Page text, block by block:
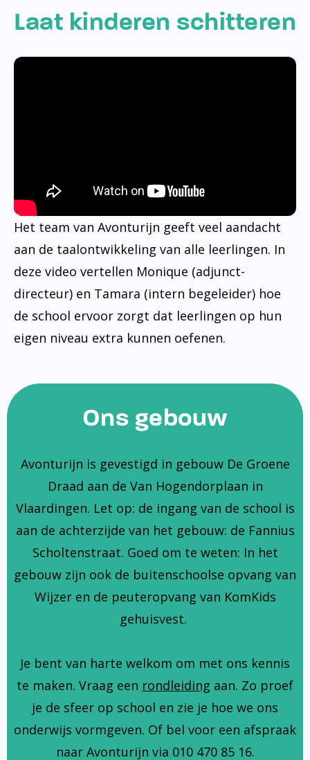
Laat kinderen schitteren
Het team van Avonturijn geeft veel aandacht
aan de taalontwikkeling van alle leerlingen. In
deze video vertellen Monique (adjunct-
directeur) en Tamara (intern begeleider) hoe
de school ervoor zorgt dat leerlingen op hun
eigen niveau extra kunnen oefenen.
Ons gebouw
Avonturijn is gevestigd in gebouw De Groene
Draad aan de Van Hogendorplaan in
Vlaardingen. Let op: de ingang van de school is
aan de achterzijde van het gebouw: de Fannius
Scholtenstraat. Goed om te weten: In het
gebouw zijn ook de buitenschoolse opvang van
Wijzer en de peuteropvang van KomKids
gehuisvest.
Je bent van harte welkom om met ons kennis
te maken. Vraag een rondleiding aan. Zo proef
je de sfeer op school en zie je hoe we ons
onderwijs vormgeven. Of bel voor een afspraak
naar Avonturijn via 010 470 85 16.